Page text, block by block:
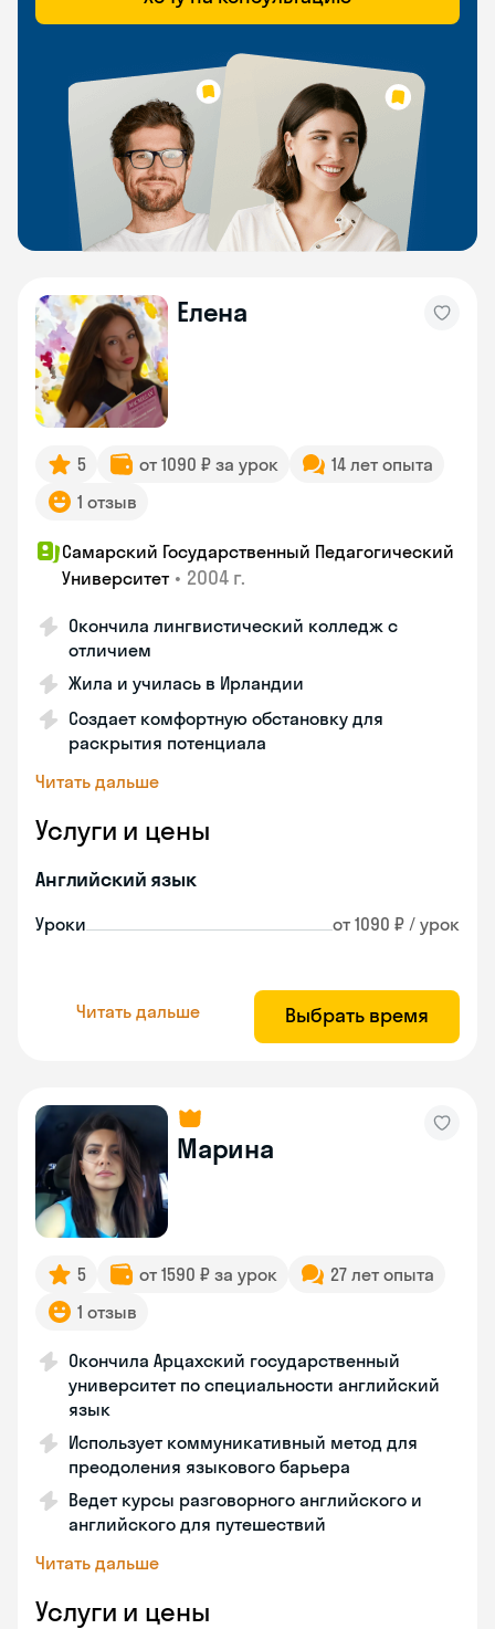
Елена
5 от 1090 ₽ за урок
14 лет опыта
1 отзыв
Самарский Государственный Педагогический
Университет • 2004 г.
Окончила лингвистический колледж с
отличием
Жила и училась в Ирландии
Создает комфортную обстановку для
раскрытия потенциала
Читать дальше
Услуги и цены
Английский язык
Уроки от 1090 ₽ / урок
Читать дальше Выбрать время
Марина
5 от 1590 ₽ за урок
27 лет опыта
1 отзыв
Окончила Арцахский государственный
университет по специальности английский
язык
Использует коммуникативный метод для
преодоления языкового барьера
Ведет курсы разговорного английского и
английского для путешествий
Читать дальше
Услуги и цены